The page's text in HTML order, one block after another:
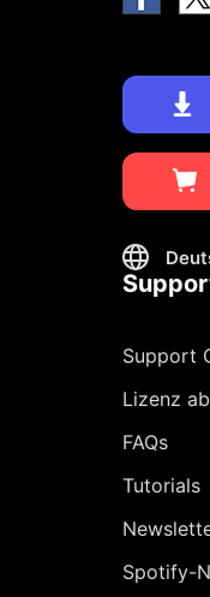
Support
Lizenz
FAQs
Tutorials
Spotify-